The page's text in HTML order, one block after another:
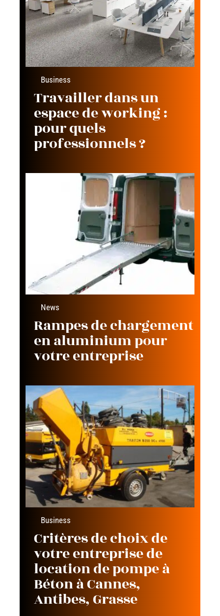
Business
Travailler dans un
espace de working :
pour quels
professionnels ?
News
Rampes de chargement
en aluminium pour
votre entreprise
Business
Critères de choix de
votre entreprise de
location de pompe à
Béton à Cannes,
Antibes, Grasse